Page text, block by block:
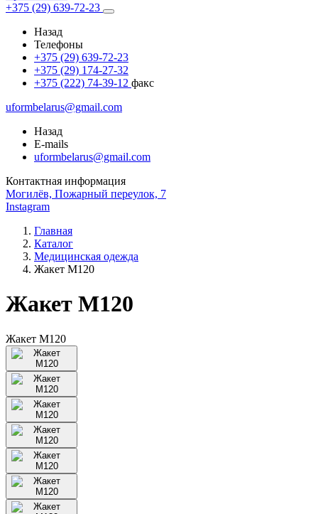
+375 (29) 639-72-23
Назад
Телефоны
+375 (29) 639-72-23
+375 (29) 174-27-32
+375 (222) 74-39-12 факс
uformbelarus@gmail.com
Назад
E-mails
uformbelarus@gmail.com
Контактная информация
Могилёв, Пожарный переулок, 7
Instagram
Главная
Каталог
Медицинская одежда
Жакет М120
Жакет М120
Жакет М120